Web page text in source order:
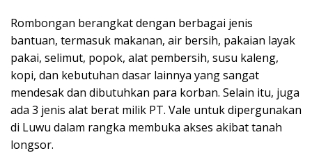
Rombongan berangkat dengan berbagai jenis
bantuan, termasuk makanan, air bersih, pakaian layak
pakai, selimut, popok, alat pembersih, susu kaleng,
kopi, dan kebutuhan dasar lainnya yang sangat
mendesak dan dibutuhkan para korban. Selain itu, juga
ada 3 jenis alat berat milik PT. Vale untuk dipergunakan
di Luwu dalam rangka membuka akses akibat tanah
longsor.